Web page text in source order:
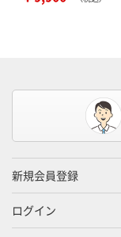
新規会員登録
ログイン